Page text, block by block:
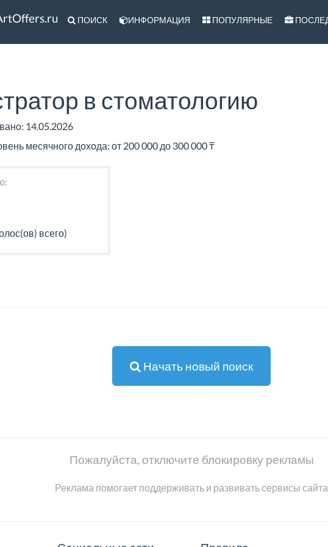
ПОИСК ИНФОРМАЦИЯ ПОПУЛЯРНЫЕ
в стоматологию
14.05.2026
месячного дохода: от 200 000 до 300 000 ₸
всего)
Начать новый поиск
Пожалуйста, отключите блокировку рекламы
Реклама помогает поддерживать и развивать сервисы сайта